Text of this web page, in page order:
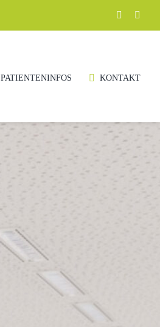
PATIENTENINFOS KONTAKT